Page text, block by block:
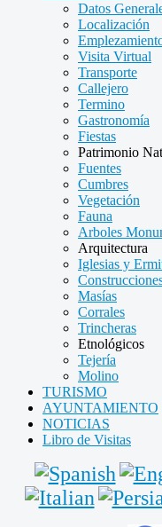
Datos
Localización
Visita Virtual
Transporte
Callejero
Termino
Gastronomía
Fiestas
Patrimonio
Fuentes
Cumbres
Vegetación
Fauna
Arboles
Arquitectura
Iglesias y
Masías
Corrales
Trincheras
Etnológicos
Tejería
Molino
TURISMO
AYUNTAMIENTO
NOTICIAS
Libro de Visitas